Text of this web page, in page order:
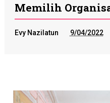
Memilih
Evy Nazilatun 9/04/2022